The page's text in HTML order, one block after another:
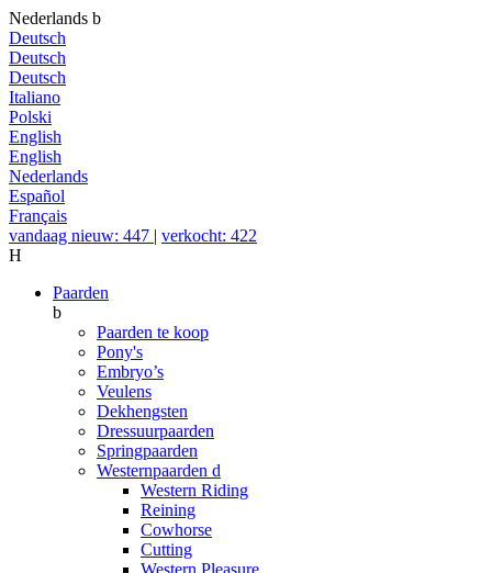
Nederlands b
Deutsch
Deutsch
Deutsch
Italiano
Polski
English
English
Nederlands
Español
Français
vandaag nieuw: 447 | verkocht: 422
H
Paarden
b
Paarden te koop
Pony's
Embryo’s
Veulens
Dekhengsten
Dressuurpaarden
Springpaarden
Westernpaarden d
Western Riding
Reining
Cowhorse
Cutting
Western Pleasure